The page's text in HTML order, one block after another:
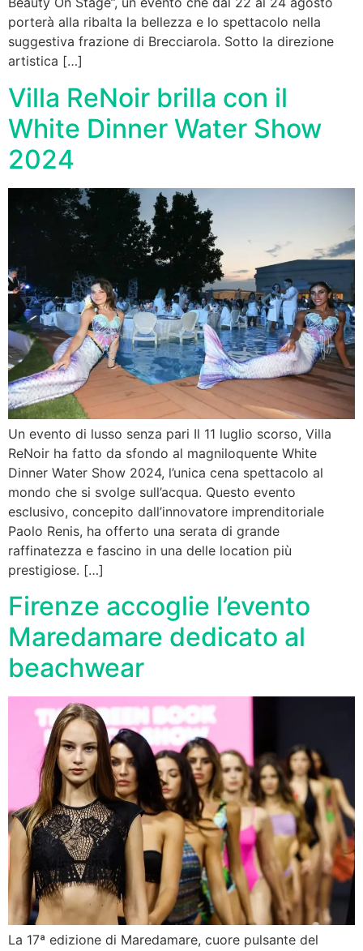
porterà alla ribalta la bellezza e lo spettacolo nella
suggestiva frazione di Brecciarola. Sotto la direzione
artistica […]
Villa ReNoir brilla con il
White Dinner Water Show
2024
Un evento di lusso senza pari Il 11 luglio scorso, Villa
ReNoir ha fatto da sfondo al magniloquente White
Dinner Water Show 2024, l’unica cena spettacolo al
mondo che si svolge sull’acqua. Questo evento
esclusivo, concepito dall’innovatore imprenditoriale
Paolo Renis, ha offerto una serata di grande
raffinatezza e fascino in una delle location più
prestigiose. […]
Firenze accoglie l’evento
Maredamare dedicato al
beachwear
La 17ª edizione di Maredamare, cuore pulsante del